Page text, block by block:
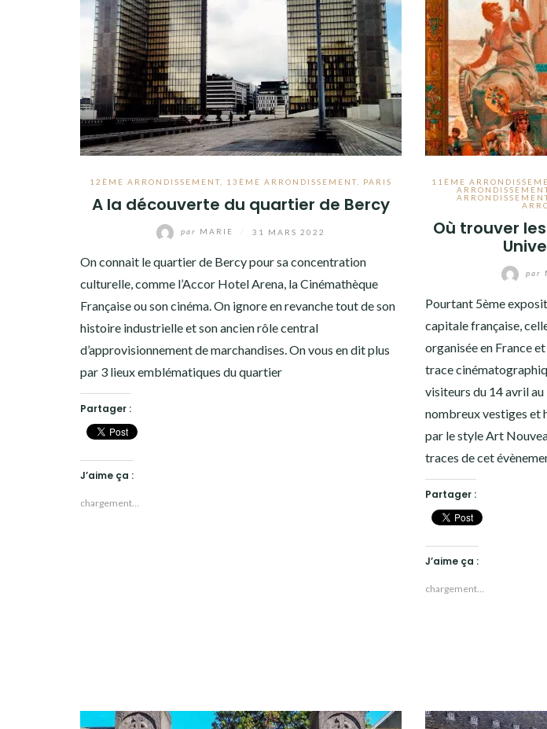
12ÈME ARRONDISSEMENT, 13ÈME ARRONDISSEMENT, PARIS
A la découverte du quartier de Bercy
par MARIE 31 MARS 2022
On connait le quartier de Bercy pour sa concentration
culturelle, comme l’Accor Hotel Arena, la Cinémathèque
Française ou son cinéma. On ignore en revanche tout de son
histoire industrielle et son ancien rôle central
d’approvisionnement de marchandises. On vous en dit plus
par 3 lieux emblématiques du quartier
Partager :
J’aime ça :
chargement…
11ÈME
Où trouver
par
Pourtant 5ème
capitale française,
organisée en France
trace
visiteurs du 14 avril
nombreux vestiges et
par le style Art
traces de cet
Partager :
J’aime ça :
chargement…
8ÈME ARRONDISSEMENT
9ÈME ARRONDISSEMENT
10ÈME ARRONDISSEMENT
11ÈME ARRONDISSEMENT
12ÈME ARRONDISSEMENT
13ÈME ARRONDISSEMENT
14ÈME ARRONDISSEMENT
15ÈME ARRONDISSEMENT
17ÈME ARRONDISSEMENT
19ÈME ARRONDISSEMENT
20ÈME ARRONDISSEMENT
HISTOIRES EN ILE DE FRANCE
HISTOIRES ET VOYAGES EN FRANCE